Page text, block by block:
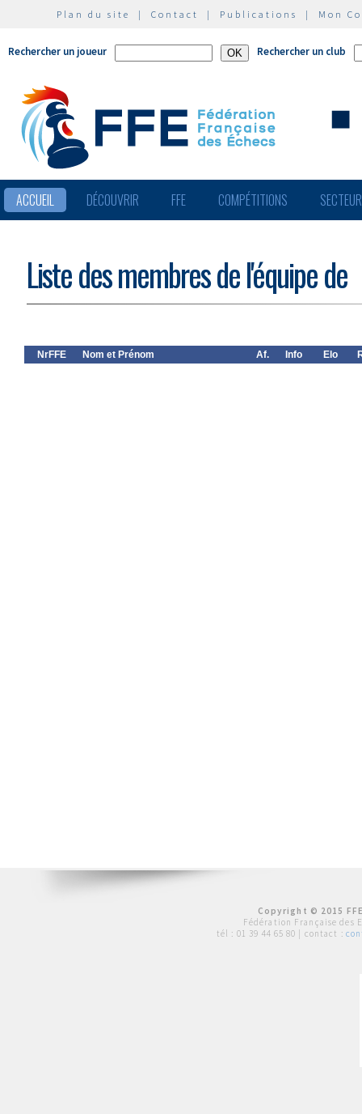
Plan du site | Contact | Publications | Mon
Rechercher un joueur Rechercher un club
ACCUEIL DÉCOUVRIR FFE COMPÉTITIONS
Liste des membres de l'équipe de
NrFFE Nom et Prénom Af. Info Elo
Copyright © 2015
Fédération Française des
tél : 01 39 44 65 80 | contact :